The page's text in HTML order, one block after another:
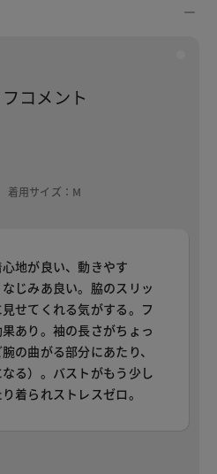
コメント
用サイズ：M
地が良い、動きやす
じみあ良い。脇のスリッ
せてくれる気がする。フ
あり。袖の長さがちょっ
の曲がる部分にあたり、
る）。バストがもう少し
着られストレスゼロ。